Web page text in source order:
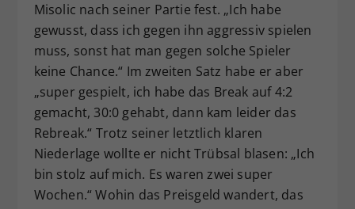
Misolic nach seiner Partie fest. „Ich habe
gewusst, dass ich gegen ihn aggressiv spielen
muss, sonst hat man gegen solche Spieler
keine Chance.“ Im zweiten Satz habe er aber
„super gespielt, ich habe das Break auf 4:2
gemacht, 30:0 gehabt, dann kam leider das
Rebreak.“ Trotz seiner letztlich klaren
Niederlage wollte er nicht Trübsal blasen: „Ich
bin stolz auf mich. Es waren zwei super
Wochen.“ Wohin das Preisgeld wandert, das